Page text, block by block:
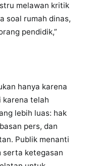
melawan kritik
soal rumah dinas,
pendidik,”
hanya karena
karena telah
lebih luas: hak
pers, dan
Publik menanti
serta ketegasan